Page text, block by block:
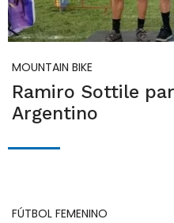
MOUNTAIN BIKE
Ramiro Sottile
Argentino
FÚTBOL FEMENINO